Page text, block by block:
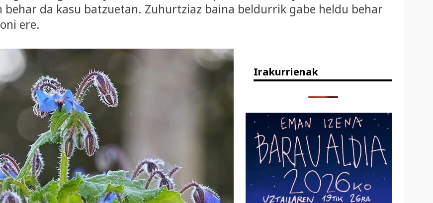
behar da kasu batzuetan. Zuhurtziaz baina beldurrik gabe heldu behar
ere.
Irakurrienak